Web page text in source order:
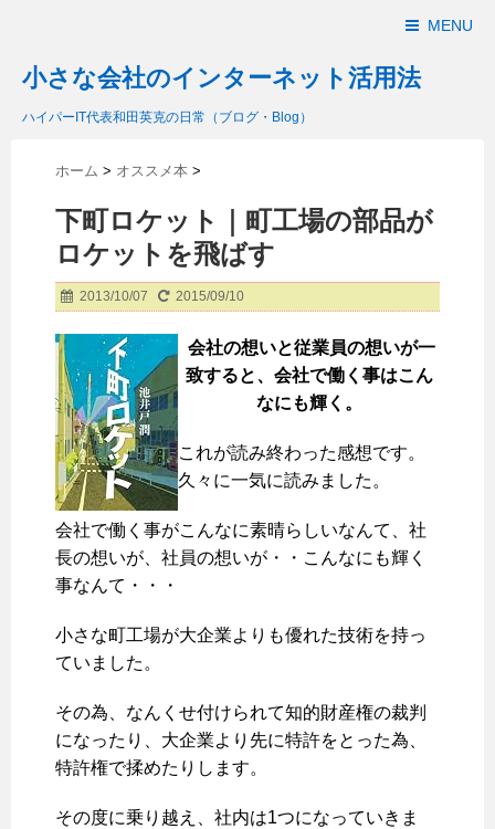
MENU
小さな会社のインターネット活用法
ハイパーIT代表和田英克の日常（ブログ・Blog）
ホーム > オススメ本 >
下町ロケット｜町工場の部品が
ロケットを飛ばす
2013/10/07 2015/09/10
会社の想いと従業員の想いが一
致すると、会社で働く事はこん
なにも輝く。
これが読み終わった感想です。
久々に一気に読みました。
会社で働く事がこんなに素晴らしいなんて、社
長の想いが、社員の想いが・・こんなにも輝く
事なんて・・・
小さな町工場が大企業よりも優れた技術を持っ
ていました。
その為、なんくせ付けられて知的財産権の裁判
になったり、大企業より先に特許をとった為、
特許権で揉めたりします。
その度に乗り越え、社内は1つになっていきま